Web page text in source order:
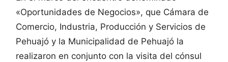
«Oportunidades de Negocios», que Cámara de
Comercio, Industria, Producción y Servicios de
Pehuajó y la Municipalidad de Pehuajó la
realizaron en conjunto con la visita del cónsul